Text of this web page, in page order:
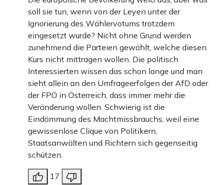
soll sie tun, wenn von der Leyen unter der
Ignorierung des Wählervotums trotzdem
eingesetzt wurde? Nicht ohne Grund werden
zunehmend die Parteien gewählt, welche diesen
Kurs nicht mittragen wollen. Die politisch
Interessierten wissen das schon lange und man
sieht allein an den Umfrageerfolgen der AfD oder
der FPÖ in Österreich, dass immer mehr die
Veränderung wollen. Schwierig ist die
Eindämmung des Machtmissbrauchs, weil eine
gewissenlose Clique von Politikern,
Staatsanwälten und Richtern sich gegenseitig
schützen.
17